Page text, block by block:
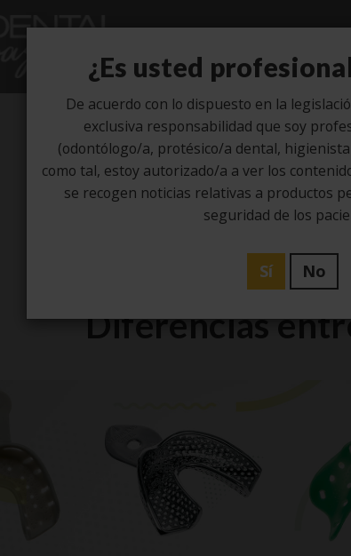
18
Nov
Estudio
Diferencias
¿Es usted
De acuerdo con lo dispuesto en la
exclusiva responsabilidad que soy
(odontólogo/a, protésico/a dental,
como tal, estoy autorizado/a a ver los
se recogen noticias relativas a productos
seguridad de los
Sí No